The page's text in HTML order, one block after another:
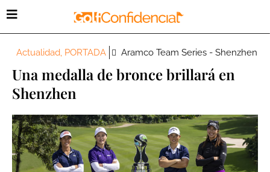
Actualidad, PORTADA Aramco Team Series - Shenzhen
Una medalla de bronce brillará en
Shenzhen